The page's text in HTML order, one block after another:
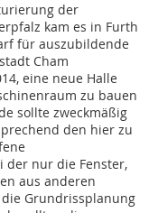
der
kam es in Furth
für auszubildende
Cham
eine neue Halle
zu bauen
sollte zweckmäßig
den hier zu
der nur die Fenster,
aus anderen
Grundrissplanung